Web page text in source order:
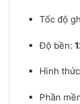
Tốc độ
Độ bền:
Hình
Phần